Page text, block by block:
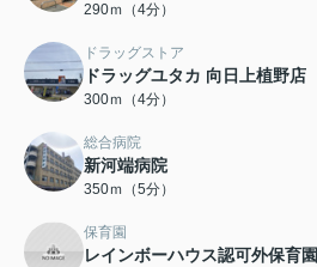
290ｍ（4分）
ドラッグストア
ドラッグユタカ 向日上植野店
300ｍ（4分）
総合病院
新河端病院
350ｍ（5分）
保育園
レインボーハウス認可外保育園